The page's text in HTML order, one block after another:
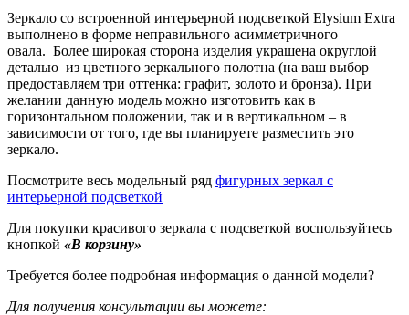
Зеркало со встроенной интерьерной подсветкой Elysium Extra
выполнено в форме неправильного асимметричного
овала. Более широкая сторона изделия украшена округлой
деталью из цветного зеркального полотна (на ваш выбор
предоставляем три оттенка: графит, золото и бронза). При
желании данную модель можно изготовить как в
горизонтальном положении, так и в вертикальном – в
зависимости от того, где вы планируете разместить это
зеркало.
Посмотрите весь модельный ряд фигурных зеркал с
интерьерной подсветкой
Для покупки красивого зеркала с подсветкой воспользуйтесь
кнопкой «В корзину»
Требуется более подробная информация о данной модели?
Для получения консультации вы можете: